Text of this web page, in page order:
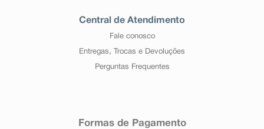
Central de Atendimento
Fale conosco
Entregas, Trocas e Devoluções
Perguntas Frequentes
Formas de Pagamento